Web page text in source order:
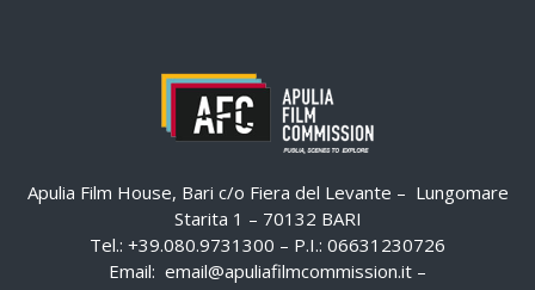
Apulia Film House, Bari c/o Fiera del Levante – Lungomare
Starita 1 – 70132 BARI
Tel.: +39.080.9731300 – P.I.: 06631230726
Email: email@apuliafilmcommission.it –